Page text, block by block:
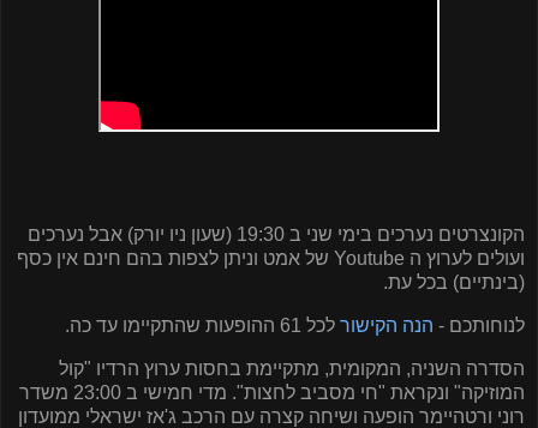
הקונצרטים נערכים בימי שני ב 19:30 (שעון ניו יורק) אבל נערכים
ועולים לערוץ ה Youtube של אמט וניתן לצפות בהם חינם אין כסף
(בינתיים) בכל עת.
לנוחותכם - הנה הקישור לכל 61 ההופעות שהתקיימו עד כה.
הסדרה השניה, המקומית, מתקיימת בחסות ערוץ הרדיו "קול
המוזיקה" ונקראת "חי מסביב לחצות". מדי חמישי ב 23:00 משדר
רוני ורטהיימר הופעה ושיחה קצרה עם הרכב ג'אז ישראלי ממועדון